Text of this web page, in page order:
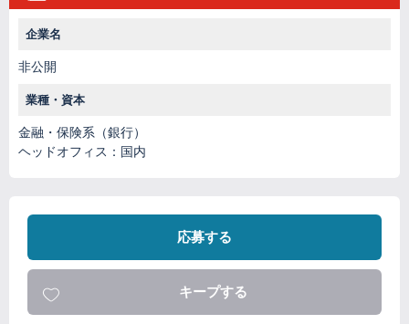
企業名
非公開
業種・資本
金融・保険系（銀行）
ヘッドオフィス：国内
応募する
キープする